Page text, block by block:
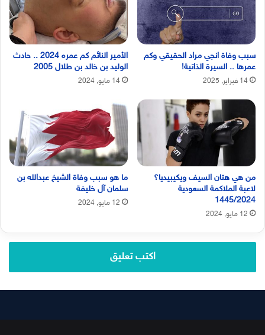
سبب وفاة انجي مراد الحقيقي وكم
عمرها .. السيرة الذاتية!
14 فبراير, 2025
الأمير النائم كم عمره 2024 .. حادث
الوليد بن خالد بن طلال 2005
14 مايو, 2024
من هي هتان السيف ويكيبيديا؟
لاعبة الملاكمة السعودية
1445/2024
12 مايو, 2024
ما هو سبب وفاة الشيخ عبدالله بن
سلمان آل خليفة
12 مايو, 2024
اكتب تعليق